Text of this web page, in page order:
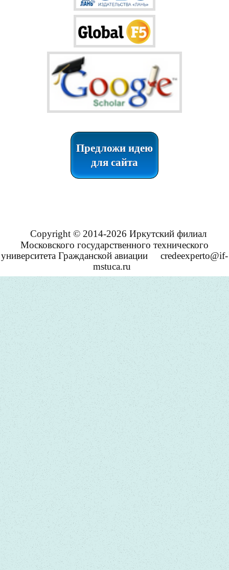
Предложи идею
для сайта
Copyright © 2014-2026 Иркутский филиал
Московского государственного технического
университета Гражданской авиации
credeexperto@if-
mstuca.ru